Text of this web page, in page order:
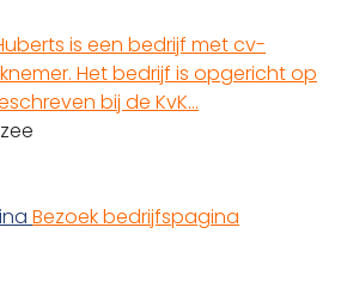
is een bedrijf met cv-
Het bedrijf is opgericht op
bij de KvK…
Bezoek bedrijfspagina